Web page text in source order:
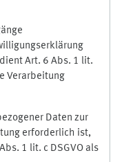
Art. 6 Abs. 1 lit.
Verarbeitung
Daten zur
erforderlich ist,
1 lit. c DSGVO als